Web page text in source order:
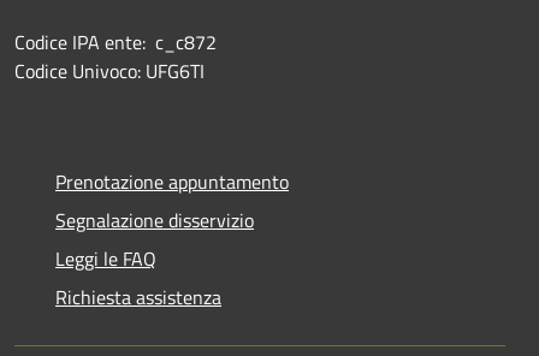
Codice IPA ente: c_c872
Codice Univoco: UFG6TI
Prenotazione appuntamento
Segnalazione disservizio
Leggi le FAQ
Richiesta assistenza